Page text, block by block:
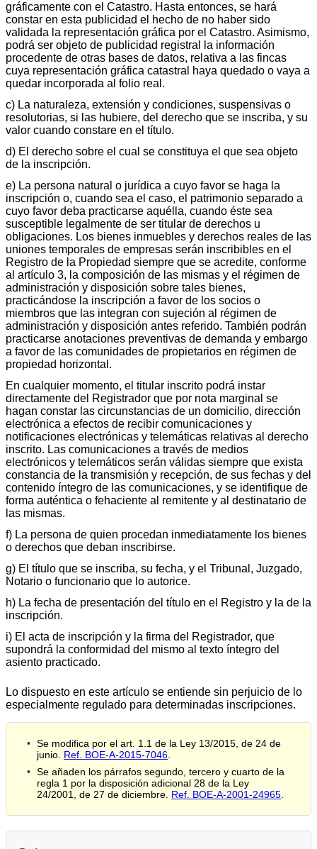
gráficamente con el Catastro. Hasta entonces, se hará
constar en esta publicidad el hecho de no haber sido
validada la representación gráfica por el Catastro. Asimismo,
podrá ser objeto de publicidad registral la información
procedente de otras bases de datos, relativa a las fincas
cuya representación gráfica catastral haya quedado o vaya a
quedar incorporada al folio real.
c) La naturaleza, extensión y condiciones, suspensivas o
resolutorias, si las hubiere, del derecho que se inscriba, y su
valor cuando constare en el título.
d) El derecho sobre el cual se constituya el que sea objeto
de la inscripción.
e) La persona natural o jurídica a cuyo favor se haga la
inscripción o, cuando sea el caso, el patrimonio separado a
cuyo favor deba practicarse aquélla, cuando éste sea
susceptible legalmente de ser titular de derechos u
obligaciones. Los bienes inmuebles y derechos reales de las
uniones temporales de empresas serán inscribibles en el
Registro de la Propiedad siempre que se acredite, conforme
al artículo 3, la composición de las mismas y el régimen de
administración y disposición sobre tales bienes,
practicándose la inscripción a favor de los socios o
miembros que las integran con sujeción al régimen de
administración y disposición antes referido. También podrán
practicarse anotaciones preventivas de demanda y embargo
a favor de las comunidades de propietarios en régimen de
propiedad horizontal.
En cualquier momento, el titular inscrito podrá instar
directamente del Registrador que por nota marginal se
hagan constar las circunstancias de un domicilio, dirección
electrónica a efectos de recibir comunicaciones y
notificaciones electrónicas y telemáticas relativas al derecho
inscrito. Las comunicaciones a través de medios
electrónicos y telemáticos serán válidas siempre que exista
constancia de la transmisión y recepción, de sus fechas y del
contenido íntegro de las comunicaciones, y se identifique de
forma auténtica o fehaciente al remitente y al destinatario de
las mismas.
f) La persona de quien procedan inmediatamente los bienes
o derechos que deban inscribirse.
g) El título que se inscriba, su fecha, y el Tribunal, Juzgado,
Notario o funcionario que lo autorice.
h) La fecha de presentación del título en el Registro y la de la
inscripción.
i) El acta de inscripción y la firma del Registrador, que
supondrá la conformidad del mismo al texto íntegro del
asiento practicado.
Lo dispuesto en este artículo se entiende sin perjuicio de lo
especialmente regulado para determinadas inscripciones.
Se modifica por el art. 1.1 de la Ley 13/2015, de 24 de
junio. Ref. BOE-A-2015-7046.
Se añaden los párrafos segundo, tercero y cuarto de la
regla 1 por la disposición adicional 28 de la Ley
24/2001, de 27 de diciembre. Ref. BOE-A-2001-24965